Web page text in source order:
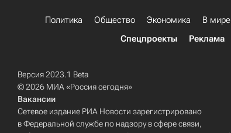
Политика Общество Экономика В мире
Спецпроекты
Реклама
Версия 2023.1 Beta
© 2026 МИА «Россия сегодня»
Вакансии
Сетевое издание РИА Новости зарегистрировано
в Федеральной службе по надзору в сфере связи,